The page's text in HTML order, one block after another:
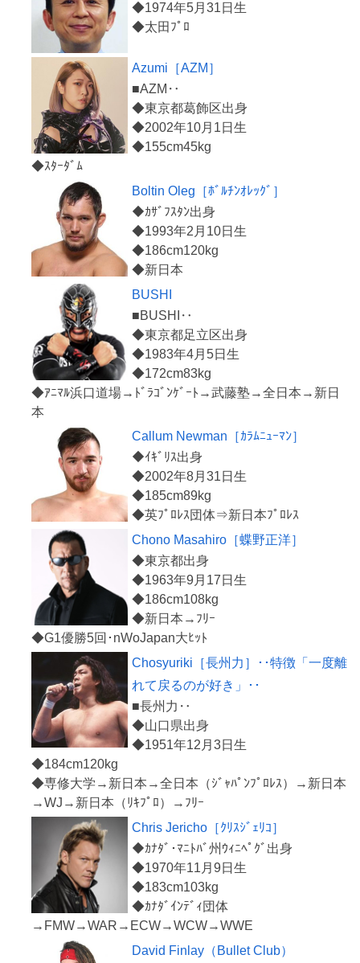
◆1974年5月31日生
Azumi［AZM］
■AZM‥
◆東京都葛飾区出身
◆2002年10月1日生
◆155cm45kg
◆ｽﾀｰﾀﾞﾑ
Boltin Oleg［ﾎﾞﾙﾁﾝｵﾚｯｸﾞ］
◆ｶｻﾞﾌｽﾀﾝ出身
◆1993年2月10日生
◆186cm120kg
BUSHI
■BUSHI‥
◆東京都足立区出身
◆1983年4月5日生
◆172cm83kg
◆ｱﾆﾏﾙ浜口道場→ﾄﾞﾗｺﾞﾝｹﾞｰﾄ→武藤塾→全日本→新日
Callum Newman［ｶﾗﾑﾆｭｰﾏﾝ］
◆ｲｷﾞﾘｽ出身
◆2002年8月31日生
◆185cm89kg
◆英ﾌﾟﾛﾚｽ団体⇒新日本ﾌﾟﾛﾚｽ
Chono Masahiro［蝶野正洋］
◆東京都出身
◆1963年9月17日生
◆186cm108kg
◆新日本→ﾌﾘｰ
Chosyuriki［長州力］･･特徴「一度離
れて戻るのが好き」･･
■長州力‥
◆山口県出身
◆1951年12月3日生
◆184cm120kg
◆専修大学→新日本→全日本（ｼﾞｬﾊﾟﾝﾌﾟﾛﾚｽ）→新日本
Chris Jericho［ｸﾘｽｼﾞｪﾘｺ］
◆ｶﾅﾀﾞ･ﾏﾆﾄﾊﾞ州ｳｨﾆﾍﾟｸﾞ出身
◆1970年11月9日生
◆183cm103kg
◆ｶﾅﾀﾞｲﾝﾃﾞｨ団体
David Finlay（Bullet Club）